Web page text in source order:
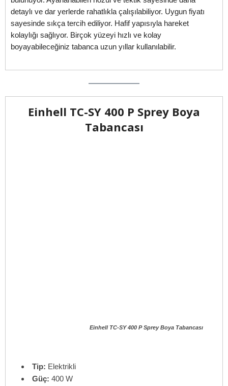
detaylı ve dar yerlerde rahatlıkla çalışılabiliyor. Uygun fiyatı
sayesinde sıkça tercih ediliyor. Hafif yapısıyla hareket
kolaylığı sağlıyor. Birçok yüzeyi hızlı ve kolay
boyayabileceğiniz tabanca uzun yıllar kullanılabilir.
Einhell TC-SY 400 P Sprey Boya
Tabancası
Einhell TC-SY 400 P Sprey Boya Tabancası
Tip: Elektrikli
Güç: 400 W